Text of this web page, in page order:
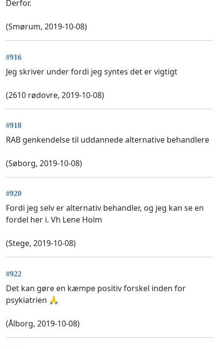
Derfor.
(Smørum, 2019-10-08)
#916
Jeg skriver under fordi jeg syntes det er vigtigt
(2610 rødovre, 2019-10-08)
#918
RAB genkendelse til uddannede alternative behandlere
(Søborg, 2019-10-08)
#920
Fordi jeg selv er alternativ behandler, og jeg kan se en
fordel her i. Vh Lene Holm
(Stege, 2019-10-08)
#922
Det kan gøre en kæmpe positiv forskel inden for
psykiatrien 🙏
(Ålborg, 2019-10-08)